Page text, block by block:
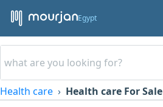
Egypt
Health care Health care For Sale